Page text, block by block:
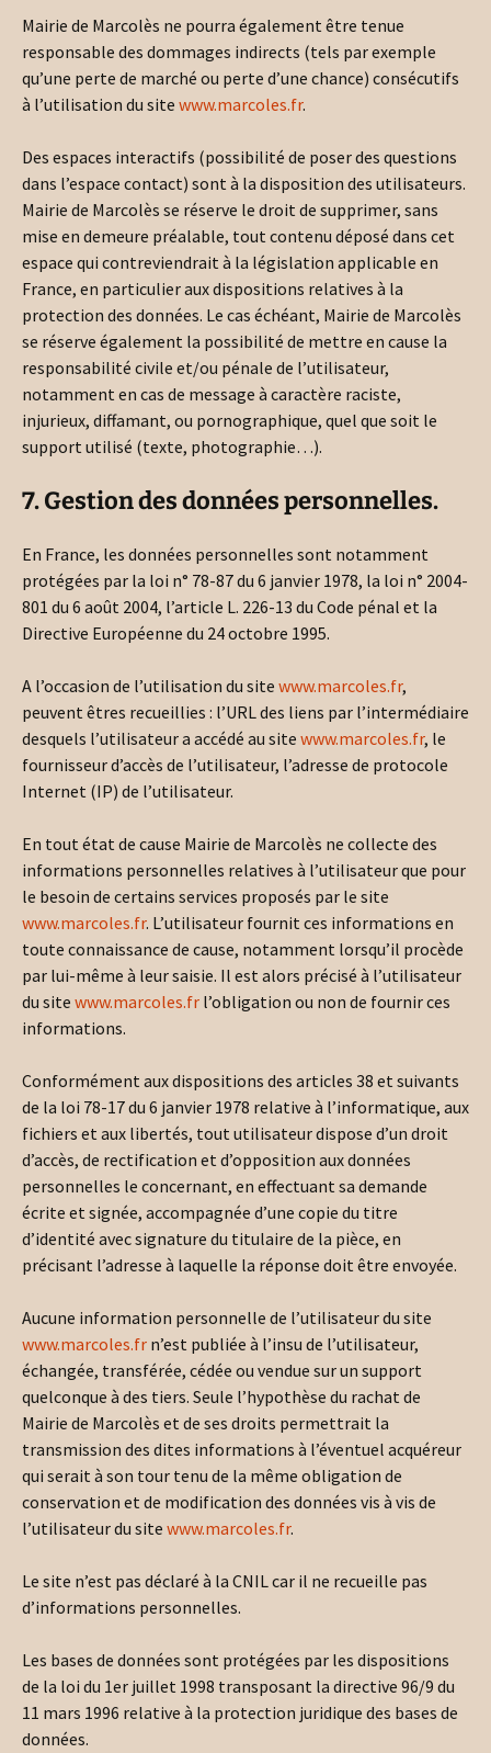
Mairie de Marcolès ne pourra également être tenue
responsable des dommages indirects (tels par exemple
qu’une perte de marché ou perte d’une chance) consécutifs
à l’utilisation du site www.marcoles.fr.
Des espaces interactifs (possibilité de poser des questions
dans l’espace contact) sont à la disposition des utilisateurs.
Mairie de Marcolès se réserve le droit de supprimer, sans
mise en demeure préalable, tout contenu déposé dans cet
espace qui contreviendrait à la législation applicable en
France, en particulier aux dispositions relatives à la
protection des données. Le cas échéant, Mairie de Marcolès
se réserve également la possibilité de mettre en cause la
responsabilité civile et/ou pénale de l’utilisateur,
notamment en cas de message à caractère raciste,
injurieux, diffamant, ou pornographique, quel que soit le
support utilisé (texte, photographie…).
7. Gestion des données personnelles.
En France, les données personnelles sont notamment
protégées par la loi n° 78-87 du 6 janvier 1978, la loi n° 2004-
801 du 6 août 2004, l’article L. 226-13 du Code pénal et la
Directive Européenne du 24 octobre 1995.
A l’occasion de l’utilisation du site www.marcoles.fr,
peuvent êtres recueillies : l’URL des liens par l’intermédiaire
desquels l’utilisateur a accédé au site www.marcoles.fr, le
fournisseur d’accès de l’utilisateur, l’adresse de protocole
Internet (IP) de l’utilisateur.
En tout état de cause Mairie de Marcolès ne collecte des
informations personnelles relatives à l’utilisateur que pour
le besoin de certains services proposés par le site
www.marcoles.fr. L’utilisateur fournit ces informations en
toute connaissance de cause, notamment lorsqu’il procède
par lui-même à leur saisie. Il est alors précisé à l’utilisateur
du site www.marcoles.fr l’obligation ou non de fournir ces
informations.
Conformément aux dispositions des articles 38 et suivants
de la loi 78-17 du 6 janvier 1978 relative à l’informatique, aux
fichiers et aux libertés, tout utilisateur dispose d’un droit
d’accès, de rectification et d’opposition aux données
personnelles le concernant, en effectuant sa demande
écrite et signée, accompagnée d’une copie du titre
d’identité avec signature du titulaire de la pièce, en
précisant l’adresse à laquelle la réponse doit être envoyée.
Aucune information personnelle de l’utilisateur du site
www.marcoles.fr n’est publiée à l’insu de l’utilisateur,
échangée, transférée, cédée ou vendue sur un support
quelconque à des tiers. Seule l’hypothèse du rachat de
Mairie de Marcolès et de ses droits permettrait la
transmission des dites informations à l’éventuel acquéreur
qui serait à son tour tenu de la même obligation de
conservation et de modification des données vis à vis de
l’utilisateur du site www.marcoles.fr.
Le site n’est pas déclaré à la CNIL car il ne recueille pas
d’informations personnelles.
Les bases de données sont protégées par les dispositions
de la loi du 1er juillet 1998 transposant la directive 96/9 du
11 mars 1996 relative à la protection juridique des bases de
données.